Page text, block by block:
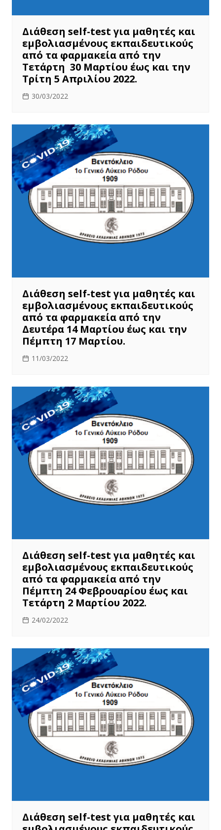
Διάθεση self-test για μαθητές και
εμβολιασμένους εκπαιδευτικούς
από τα φαρμακεία από την
Τετάρτη 30 Μαρτίου έως και την
Τρίτη 5 Απριλίου 2022.
30/03/2022
Διάθεση self-test για μαθητές και
εμβολιασμένους εκπαιδευτικούς
από τα φαρμακεία από την
Δευτέρα 14 Μαρτίου έως και την
Πέμπτη 17 Μαρτίου.
11/03/2022
Διάθεση self-test για μαθητές και
εμβολιασμένους εκπαιδευτικούς
από τα φαρμακεία από την
Πέμπτη 24 Φεβρουαρίου έως και
Τετάρτη 2 Μαρτίου 2022.
24/02/2022
Διάθεση self-test για μαθητές και